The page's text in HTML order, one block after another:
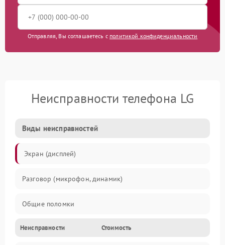
Отправляя, Вы соглашаетесь с политикой конфиденциальности
Неисправности телефона LG
Виды неисправностей
Экран (дисплей)
Разговор (микрофон, динамик)
Общие поломки
Проблемы связи
Неисправности Стоимость